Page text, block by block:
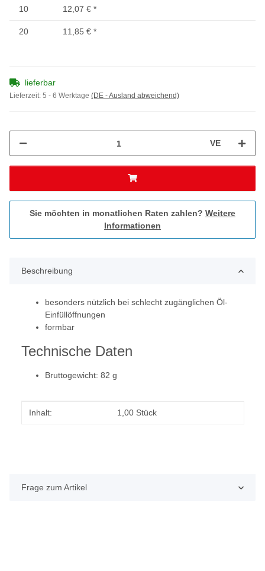
10 12,07 € *
20 11,85 € *
lieferbar
Lieferzeit: 5 - 6 Werktage (DE - Ausland abweichend)
VE
Sie möchten in monatlichen Raten zahlen? Weitere
Informationen
Beschreibung
besonders nützlich bei schlecht zugänglichen Öl-
Einfüllöffnungen
formbar
Technische Daten
Bruttogewicht: 82 g
Produkteigenschaft
Wert
Inhalt: 1,00 Stück
Frage zum Artikel